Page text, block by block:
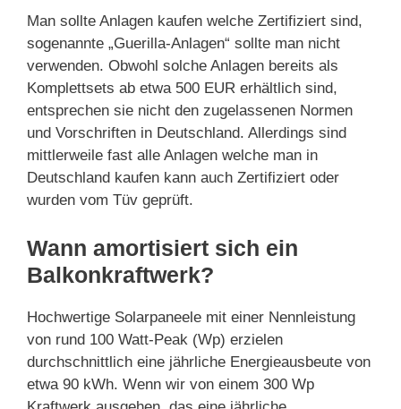
Man sollte Anlagen kaufen welche Zertifiziert sind,
sogenannte „Guerilla-Anlagen“ sollte man nicht
verwenden. Obwohl solche Anlagen bereits als
Komplettsets ab etwa 500 EUR erhältlich sind,
entsprechen sie nicht den zugelassenen Normen
und Vorschriften in Deutschland. Allerdings sind
mittlerweile fast alle Anlagen welche man in
Deutschland kaufen kann auch Zertifiziert oder
wurden vom Tüv geprüft.
Wann amortisiert sich ein
Balkonkraftwerk?
Hochwertige Solarpaneele mit einer Nennleistung
von rund 100 Watt-Peak (Wp) erzielen
durchschnittlich eine jährliche Energieausbeute von
etwa 90 kWh. Wenn wir von einem 300 Wp